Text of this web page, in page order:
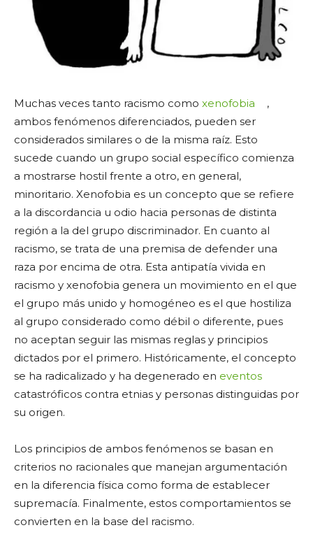
Muchas veces tanto racismo como xenofobia
,
ambos fenómenos diferenciados, pueden ser
considerados similares o de la misma raíz. Esto
sucede cuando un grupo social específico comienza
a mostrarse hostil frente a otro, en general,
minoritario. Xenofobia es un concepto que se refiere
a la discordancia u odio hacia personas de distinta
región a la del grupo discriminador. En cuanto al
racismo, se trata de una premisa de defender una
raza por encima de otra. Esta antipatía vivida en
racismo y xenofobia genera un movimiento en el que
el grupo más unido y homogéneo es el que hostiliza
al grupo considerado como débil o diferente, pues
no aceptan seguir las mismas reglas y principios
dictados por el primero. Históricamente, el concepto
se ha radicalizado y ha degenerado en eventos
catastróficos contra etnias y personas distinguidas por
su origen.
Los principios de ambos fenómenos se basan en
criterios no racionales que manejan argumentación
en la diferencia física como forma de establecer
supremacía. Finalmente, estos comportamientos se
convierten en la base del racismo.